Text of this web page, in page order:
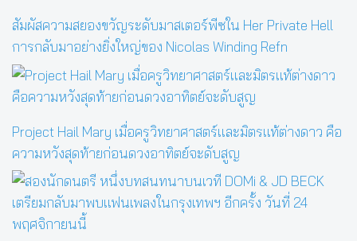
สัมผัสความสยองขวัญระดับมาสเตอร์พีซใน Her Private Hell
การกลับมาอย่างยิ่งใหญ่ของ Nicolas Winding Refn
Project Hail Mary เมื่อครูวิทยาศาสตร์และมิตรแท้ต่างดาว คือ
ความหวังสุดท้ายก่อนดวงอาทิตย์จะดับสูญ